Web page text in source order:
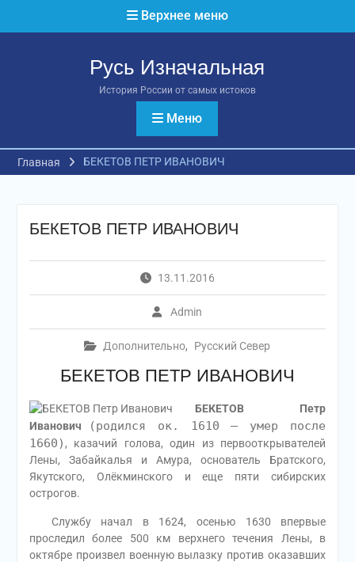
Верхнее меню
Русь Изначальная
История России от самых истоков
Меню
Главная БЕКЕТОВ ПЕТР ИВАНОВИЧ
БЕКЕТОВ ПЕТР ИВАНОВИЧ
13.11.2016
Admin
Дополнительно, Русский Север
БЕКЕТОВ ПЕТР ИВАНОВИЧ
БЕКЕТОВ Петр
Иванович
(родился ок. 1610 — умер после
1660) , казачий голова, один из первооткрывателей
Лены, Забайкалья и Амура, основатель Братского,
Якутского, Олёкминского и еще пяти сибирских
острогов.
Службу начал в 1624, осенью 1630 впервые
проследил более 500 км верхнего течения Лены, в
октябре произвел военную вылазку против оказавших